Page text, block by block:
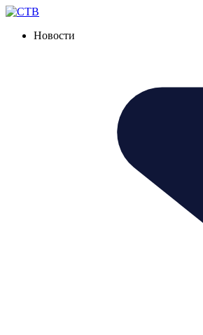
Новости